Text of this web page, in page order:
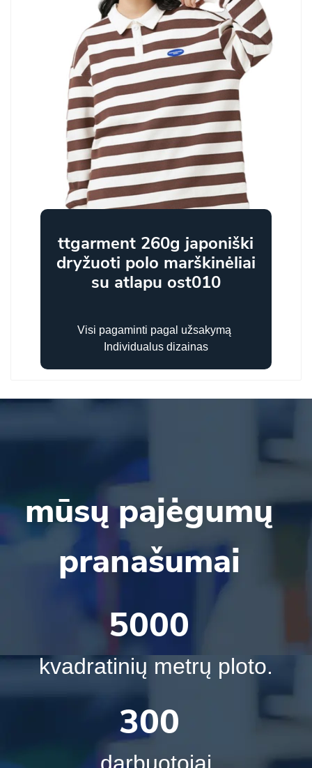
ttgarment 260g japoniški
dryžuoti polo marškinėliai
su atlapu ost010
Visi pagaminti pagal užsakymą
Individualus dizainas
mūsų pajėgumų
pranašumai
5000
kvadratinių metrų ploto.
300